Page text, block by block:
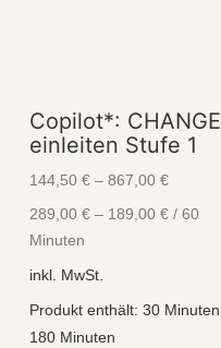
Copilot*: CHANGE
einleiten Stufe 1
144,50 €– 867,00 €
289,00 €– 189,00 €/ 60
Minuten
inkl. MwSt.
Produkt enthält: 30 Minuten
180 Minuten